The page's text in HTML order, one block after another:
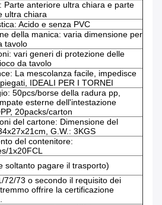
Parte anteriore ultra chiara e parte
ultra chiara
Acido e senza PVC
della manica: varia dimensione per
tavolo
vari generi di protezione delle
da tavolo
La mescolanza facile, impedisce
IDEALI PER I TORNEI
50pcs/borse della radura pp,
esterne dell'intestazione
20packs/carton
del cartone: Dimensione del
G.W.: 3KGS
del contenitore:
1x20FCL
soltanto pagare il trasporto)
72/73 o secondo il requisito dei
offrire la certificazione